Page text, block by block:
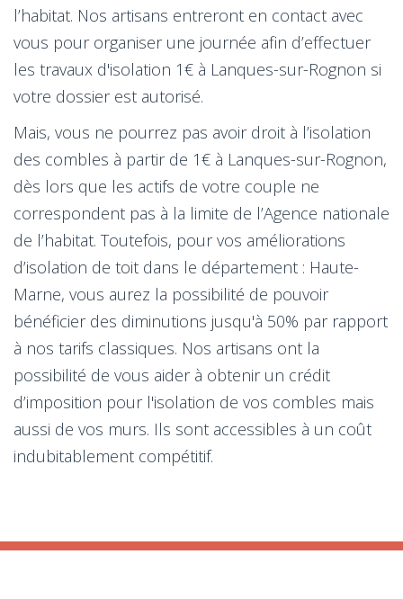
l’habitat. Nos artisans entreront en contact avec
vous pour organiser une journée afin d’effectuer
les travaux d'isolation 1€ à Lanques-sur-Rognon si
votre dossier est autorisé.
Mais, vous ne pourrez pas avoir droit à l’isolation
des combles à partir de 1€ à Lanques-sur-Rognon,
dès lors que les actifs de votre couple ne
correspondent pas à la limite de l’Agence nationale
de l’habitat. Toutefois, pour vos améliorations
d’isolation de toit dans le département : Haute-
Marne, vous aurez la possibilité de pouvoir
bénéficier des diminutions jusqu'à 50% par rapport
à nos tarifs classiques. Nos artisans ont la
possibilité de vous aider à obtenir un crédit
d’imposition pour l'isolation de vos combles mais
aussi de vos murs. Ils sont accessibles à un coût
indubitablement compétitif.